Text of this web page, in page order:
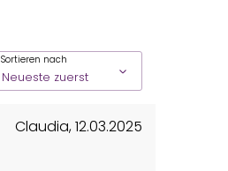
Sortieren nach
Claudia,12.03.2025